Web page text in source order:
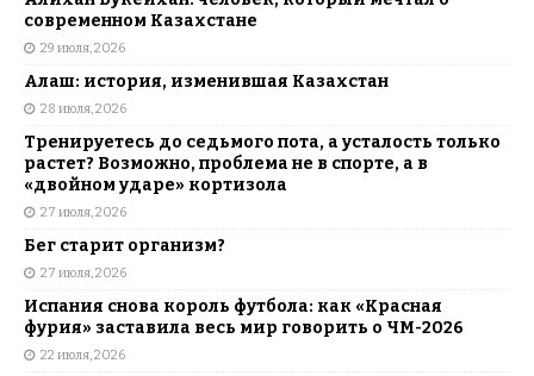
современном Казахстане
29 июля, 2026
Алаш: история, изменившая Казахстан
28 июля, 2026
Тренируетесь до седьмого пота, а усталость только
растет? Возможно, проблема не в спорте, а в
«двойном ударе» кортизола
27 июля, 2026
Бег старит организм?
27 июля, 2026
Испания снова король футбола: как «Красная
фурия» заставила весь мир говорить о ЧМ-2026
22 июля, 2026